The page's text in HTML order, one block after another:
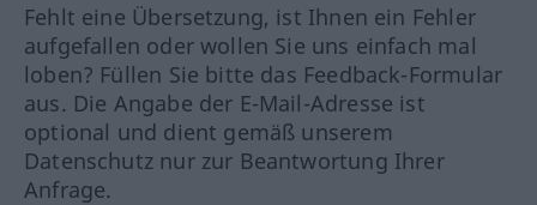
Fehlt eine Übersetzung, ist Ihnen ein Fehler
aufgefallen oder wollen Sie uns einfach mal
loben? Füllen Sie bitte das Feedback-Formular
aus. Die Angabe der E-Mail-Adresse ist
optional und dient gemäß unserem
Datenschutz nur zur Beantwortung Ihrer
Anfrage.